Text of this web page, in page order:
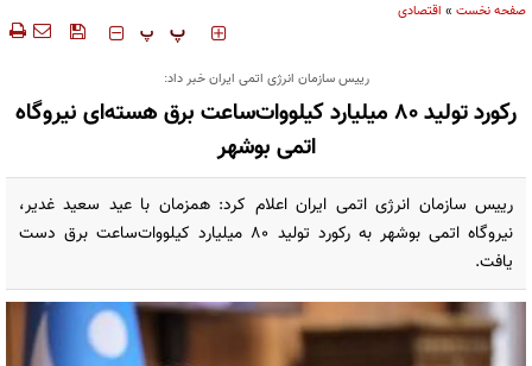
صفحه نخست » اقتصادی
‍‍‍ پ پ
رییس سازمان انرژی اتمی ایران خبر داد:
رکورد تولید ۸۰ میلیارد کیلووات‌ساعت برق هسته‌ای نیروگاه
اتمی بوشهر
رییس سازمان انرژی اتمی ایران اعلام کرد: همزمان با عید سعید غدیر،
نیروگاه اتمی بوشهر به رکورد تولید ۸۰ میلیارد کیلووات‌ساعت برق دست
یافت.